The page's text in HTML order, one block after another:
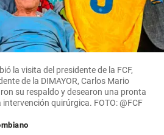
la visita del presidente de la FCF,
de la DIMAYOR, Carlos Mario
su respaldo y desearon una pronta
quirúrgica. FOTO: @FCF